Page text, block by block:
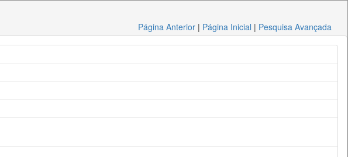
Página Anterior | Página Inicial | Pesquisa Avançada